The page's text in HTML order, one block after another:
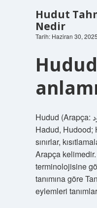
Hudut
Nedir
Tarih: Haziran 30, 2025
Hudud (Arapça: حدود Ḥudūd, ayrıca
Hadud, Hudood;
sınırlar,
Arapça kelimedir.
terminolojisine
tanımına göre
eylemleri